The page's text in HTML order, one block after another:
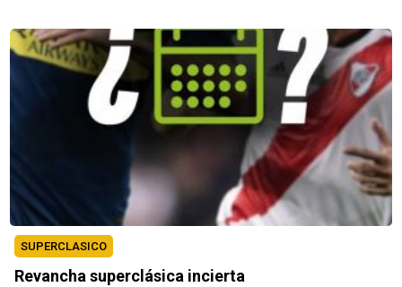
SUPERCLASICO
Revancha superclásica incierta